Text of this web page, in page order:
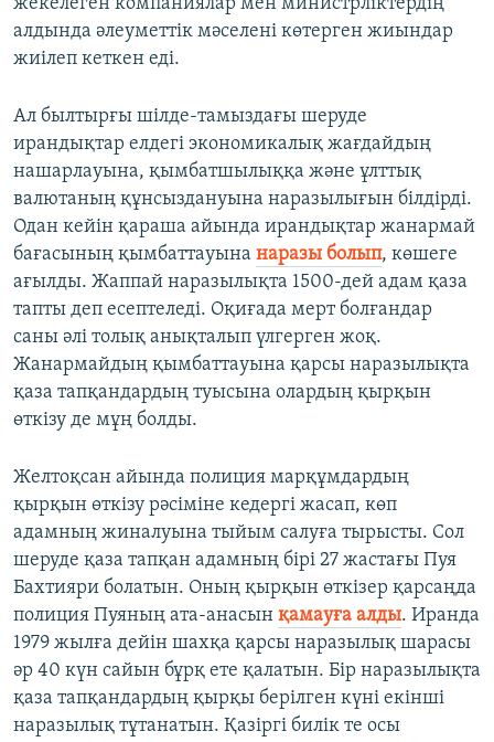
жекелеген компаниялар мен министрліктердің
алдында әлеуметтік мәселені көтерген жиындар
жиілеп кеткен еді.
Ал былтырғы шілде-тамыздағы шеруде
ирандықтар елдегі экономикалық жағдайдың
нашарлауына, қымбатшылыққа және ұлттық
валютаның құнсыздануына наразылығын білдірді.
Одан кейін қараша айында ирандықтар жанармай
бағасының қымбаттауына наразы болып, көшеге
ағылды. Жаппай наразылықта 1500-дей адам қаза
тапты деп есептеледі. Оқиғада мерт болғандар
саны әлі толық анықталып үлгерген жоқ.
Жанармайдың қымбаттауына қарсы наразылықта
қаза тапқандардың туысына олардың қырқын
өткізу де мұң болды.
Желтоқсан айында полиция марқұмдардың
қырқын өткізу рәсіміне кедергі жасап, көп
адамның жиналуына тыйым салуға тырысты. Сол
шеруде қаза тапқан адамның бірі 27 жастағы Пуя
Бахтияри болатын. Оның қырқын өткізер қарсаңда
полиция Пуяның ата-анасын қамауға алды. Иранда
1979 жылға дейін шахқа қарсы наразылық шарасы
әр 40 күн сайын бұрқ ете қалатын. Бір наразылықта
қаза тапқандардың қырқы берілген күні екінші
наразылық тұтанатын. Қазіргі билік те осы